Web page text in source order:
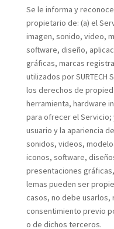
Se le informa y reconoce
propietario de: (a) el
imagen, sonido, video,
software, diseño,
gráficas, marcas
utilizados por SURTECH
los derechos de
herramienta, hardware
para ofrecer el
usuario y la apariencia
sonidos, videos,
iconos, software,
presentaciones
lemas pueden ser
casos, no debe
consentimiento previo
o de dichos terceros.